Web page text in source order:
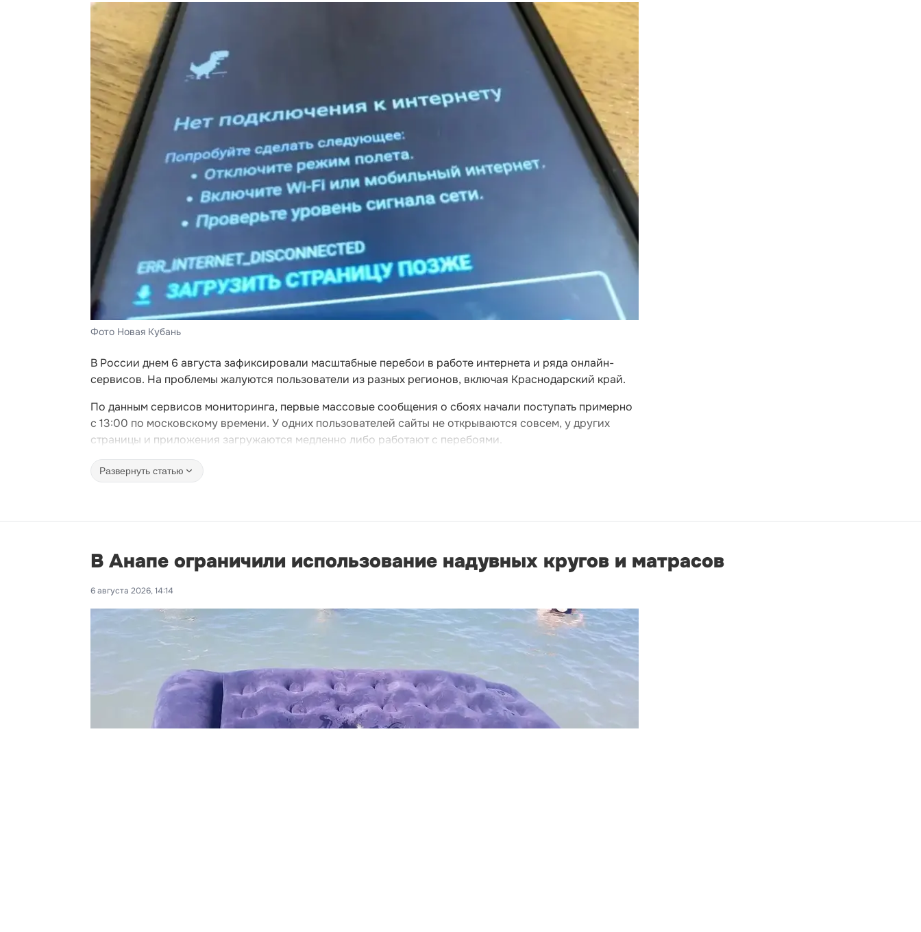
Фото Новая Кубань
В России днем 6 августа зафиксировали масштабные перебои в работе интернета и ряда онлайн-
сервисов. На проблемы жалуются пользователи из разных регионов, включая Краснодарский край.
По данным сервисов мониторинга, первые массовые сообщения о сбоях начали поступать примерно
с 13:00 по московскому времени. У одних пользователей сайты не открываются совсем, у других
страницы и приложения загружаются медленно либо работают с перебоями.
Развернуть статью
В Анапе ограничили использование надувных кругов и матрасов
6 августа 2026, 14:14